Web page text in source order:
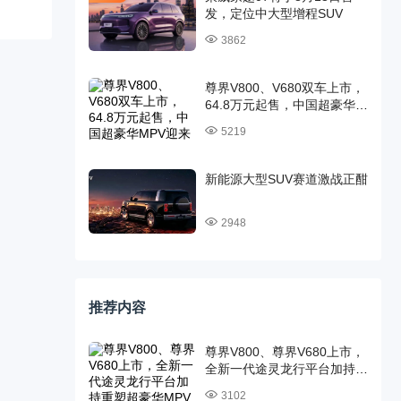
发，定位中大型增程SUV
3862
尊界V800、V680双车上市，
64.8万元起售，中国超豪华
5219
新能源大型SUV赛道激战正酣
2948
推荐内容
尊界V800、尊界V680上市，
全新一代途灵龙行平台加持重
3102